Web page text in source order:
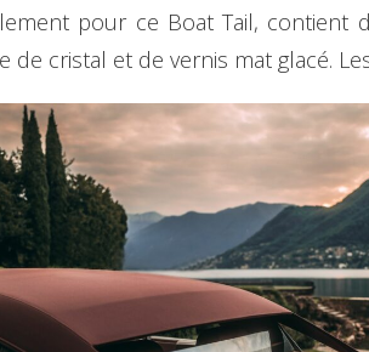
pour ce Boat Tail,
de cristal et de vernis mat glacé.